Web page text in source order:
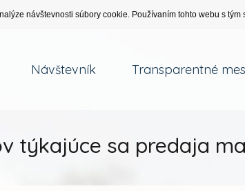
návštevnosti súbory cookie. Používaním tohto webu s tým
Návštevník Transparentné
týkajúce sa predaja